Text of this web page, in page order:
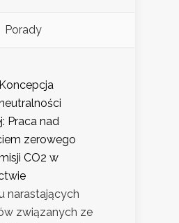
Porady
Koncepcja
Praca nad
zerowego
CO2 w
narastających
związanych ze